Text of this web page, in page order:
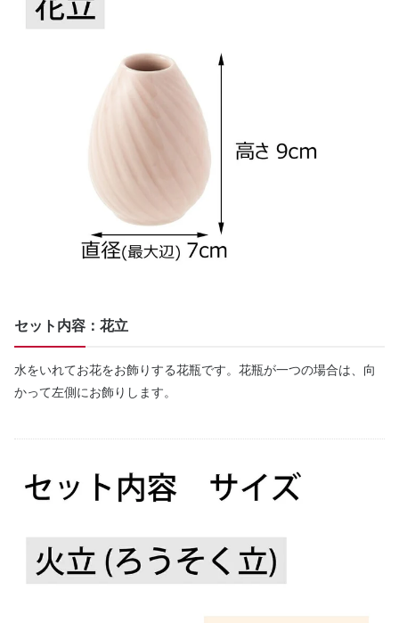
セット内容：花立
水をいれてお花をお飾りする花瓶です。花瓶が一つの場合は、向
かって左側にお飾りします。